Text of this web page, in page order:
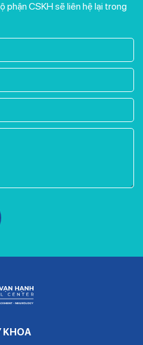
KHOA
phận CSKH sẽ liên hệ lại trong